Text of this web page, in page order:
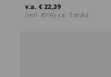
v.a. € 22,39
(incl. BTW) v.a. 3 stuks